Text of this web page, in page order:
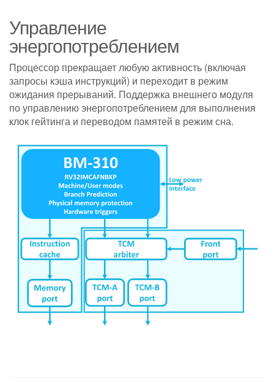
Управление
энергопотреблением
Процессор прекращает любую активность (включая
запросы кэша инструкций) и переходит в режим
ожидания прерываний. Поддержка внешнего модуля
по управлению энергопотреблением для выполнения
клок гейтинга и переводом памятей в режим сна.